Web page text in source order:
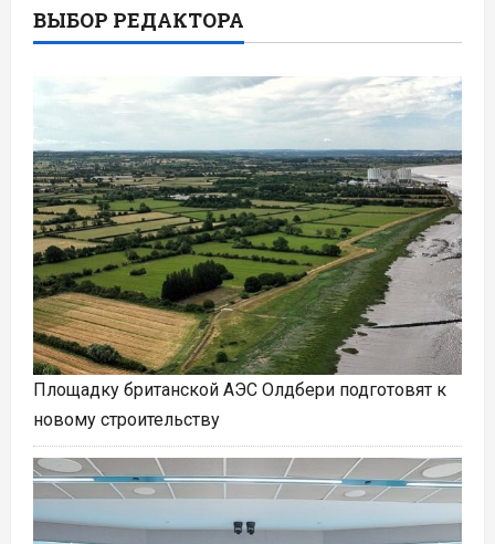
ВЫБОР РЕДАКТОРА
Площадку британской АЭС Олдбери подготовят к
новому строительству